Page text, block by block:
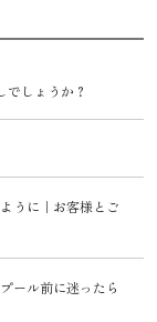
でしょうか？
うに｜お客様とご
ール前に迷ったら